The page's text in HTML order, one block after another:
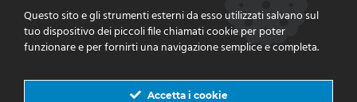
PEC:segreteria@pec.avisre.it
TUTTI I CONTATTI
Questo sito e gli strumenti esterni da esso utilizzati salvano sul
tuo dispositivo dei piccoli file chiamati cookie per poter
funzionare e per fornirti una navigazione semplice e completa.
Accetta i cookie